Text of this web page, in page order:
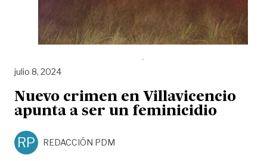
julio 8, 2024
Nuevo crimen en Villavicencio
apunta a ser un feminicidio
RP REDACCIÓN PDM